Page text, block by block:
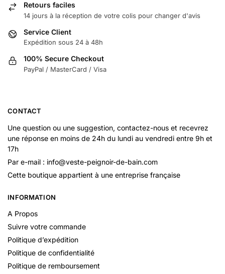
Retours faciles
14 jours à la réception de votre colis pour changer d'avis
Service Client
Expédition sous 24 à 48h
100% Secure Checkout
PayPal / MasterCard / Visa
CONTACT
Une question ou une suggestion, contactez-nous et recevrez
une réponse en moins de 24h du lundi au vendredi entre 9h et
17h
Par e-mail : info@veste-peignoir-de-bain.com
Cette boutique appartient à une entreprise française
INFORMATION
A Propos
Suivre votre commande
Politique d’expédition
Politique de confidentialité
Politique de remboursement